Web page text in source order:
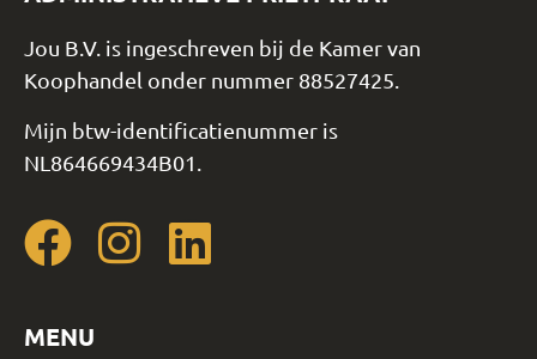
Jou B.V. is ingeschreven bij de Kamer van
Koophandel onder nummer 88527425.
Mijn btw-identificatienummer is
NL864669434B01.
MENU